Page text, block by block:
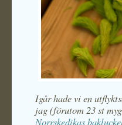
Igår hade vi en
jag (förutom 23 st
Norrskedikas